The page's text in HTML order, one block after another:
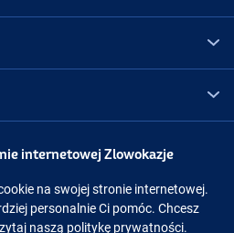
Facebook Instagram
internetowej Zlowokazje
na swojej stronie internetowej.
personalnie Ci pomóc. Chcesz
naszą politykę prywatności.